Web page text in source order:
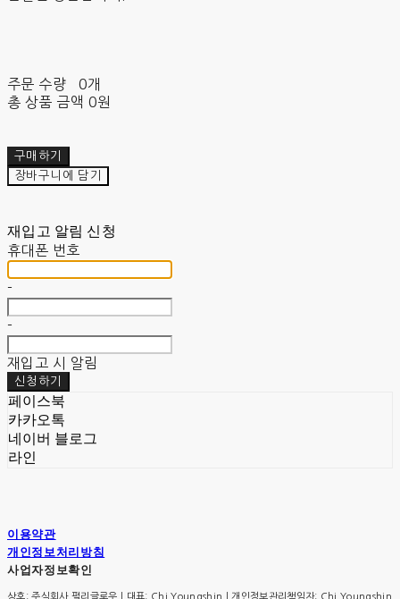
주문 수량
0개
총 상품 금액 0원
구매하기
장바구니에 담기
재입고 알림 신청
휴대폰 번호
-
-
재입고 시 알림
신청하기
페이스북
카카오톡
네이버 블로그
라인
이용약관
개인정보처리방침
사업자정보확인
상호: 주식회사 펄리글로우 | 대표: Chi Youngshin | 개인정보관리책임자: Chi Youngshin